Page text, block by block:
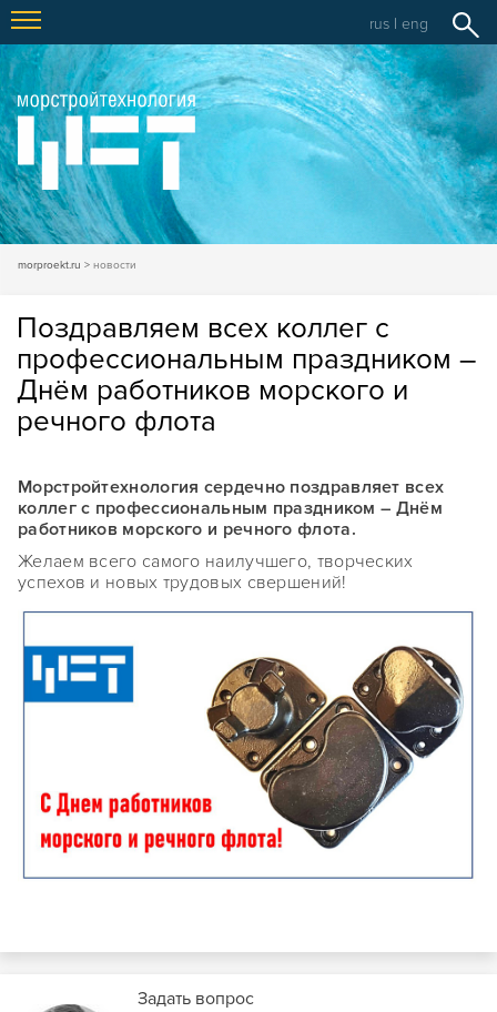
rus | eng
morproekt.ru новости
Поздравляем всех коллег с
профессиональным праздником –
Днём работников морского и
речного флота
Морстройтехнология сердечно поздравляет всех
коллег с профессиональным праздником – Днём
работников морского и речного флота.
Желаем всего самого наилучшего, творческих
успехов и новых трудовых свершений!
Задать вопрос